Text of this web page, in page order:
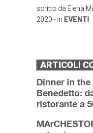
scritto da Elena
2020 - in EVENTI
ARTICOLI
Dinner in the
Benedetto:
ristorante a